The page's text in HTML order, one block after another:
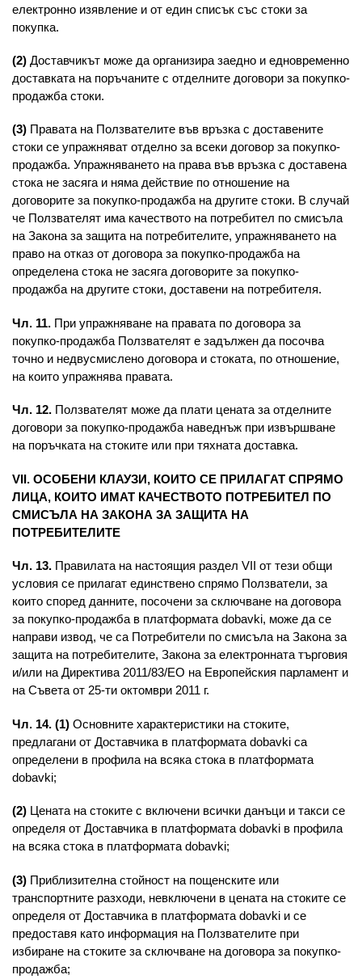
електронно изявление и от един списък със стоки за
покупка.
(2) Доставчикът може да организира заедно и едновременно
доставката на поръчаните с отделните договори за покупко-
продажба стоки.
(3) Правата на Ползвателите във връзка с доставените
стоки се упражняват отделно за всеки договор за покупко-
продажба. Упражняването на права във връзка с доставена
стока не засяга и няма действие по отношение на
договорите за покупко-продажба на другите стоки. В случай
че Ползвателят има качеството на потребител по смисъла
на Закона за защита на потребителите, упражняването на
право на отказ от договора за покупко-продажба на
определена стока не засяга договорите за покупко-
продажба на другите стоки, доставени на потребителя.
Чл. 11. При упражняване на правата по договора за
покупко-продажба Ползвателят е задължен да посочва
точно и недвусмислено договора и стоката, по отношение,
на които упражнява правата.
Чл. 12. Ползвателят може да плати цената за отделните
договори за покупко-продажба наведнъж при извършване
на поръчката на стоките или при тяхната доставка.
VII. ОСОБЕНИ КЛАУЗИ, КОИТО СЕ ПРИЛАГАТ СПРЯМО
ЛИЦА, КОИТО ИМАТ КАЧЕСТВОТО ПОТРЕБИТЕЛ ПО
СМИСЪЛА НА ЗАКОНА ЗА ЗАЩИТА НА
ПОТРЕБИТЕЛИТЕ
Чл. 13. Правилата на настоящия раздел VII от тези общи
условия се прилагат единствено спрямо Ползватели, за
които според данните, посочени за сключване на договора
за покупко-продажба в платформата dobavki, може да се
направи извод, че са Потребители по смисъла на Закона за
защита на потребителите, Закона за електронната търговия
и/или на Директива 2011/83/ЕО на Европейския парламент и
на Съвета от 25-ти октомври 2011 г.
Чл. 14. (1) Основните характеристики на стоките,
предлагани от Доставчика в платформата dobavki са
определени в профила на всяка стока в платформата
dobavki;
(2) Цената на стоките с включени всички данъци и такси се
определя от Доставчика в платформата dobavki в профила
на всяка стока в платформата dobavki;
(3) Приблизителна стойност на пощенските или
транспортните разходи, невключени в цената на стоките се
определя от Доставчика в платформата dobavki и се
предоставя като информация на Ползвателите при
избиране на стоките за сключване на договора за покупко-
продажба;